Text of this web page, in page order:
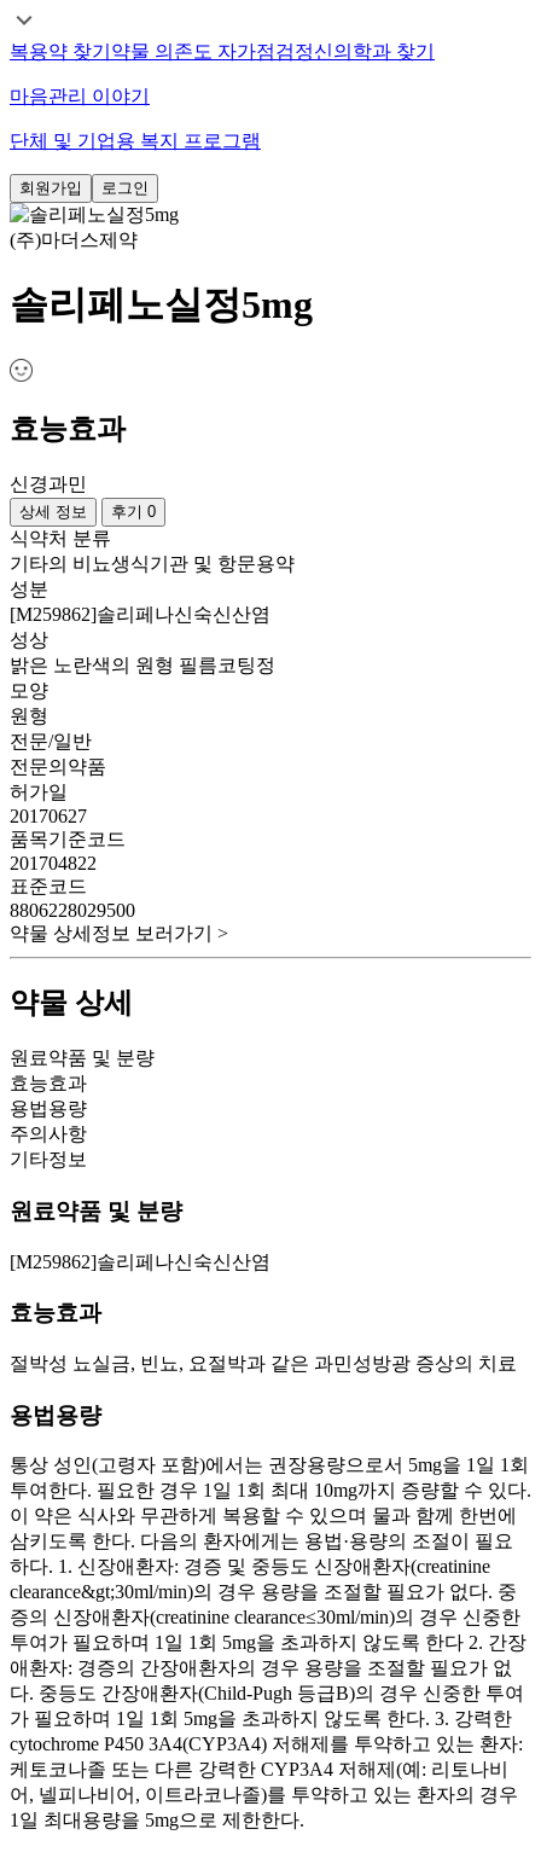
복용약 찾기 약물 의존도 자가점검정신의학과 찾기
마음관리 이야기
단체 및 기업용 복지 프로그램
회원가입 로그인
(주)마더스제약
솔리페노실정5mg
효능효과
신경과민
상세 정보 후기 0
식약처 분류
기타의 비뇨생식기관 및 항문용약
성분
[M259862]솔리페나신숙신산염
성상
밝은 노란색의 원형 필름코팅정
모양
원형
전문/일반
전문의약품
허가일
20170627
품목기준코드
201704822
표준코드
8806228029500
약물 상세정보 보러가기 >
약물 상세
원료약품 및 분량
효능효과
용법용량
주의사항
기타정보
원료약품 및 분량
[M259862]솔리페나신숙신산염
효능효과
절박성 뇨실금, 빈뇨, 요절박과 같은 과민성방광 증상의 치료
용법용량
통상 성인(고령자 포함)에서는 권장용량으로서 5mg을 1일 1회
투여한다. 필요한 경우 1일 1회 최대 10mg까지 증량할 수 있다.
이 약은 식사와 무관하게 복용할 수 있으며 물과 함께 한번에
삼키도록 한다. 다음의 환자에게는 용법·용량의 조절이 필요
하다. 1. 신장애환자: 경증 및 중등도 신장애환자(creatinine
clearance&gt;30ml/min)의 경우 용량을 조절할 필요가 없다. 중
증의 신장애환자(creatinine clearance≤30ml/min)의 경우 신중한
투여가 필요하며 1일 1회 5mg을 초과하지 않도록 한다 2. 간장
애환자: 경증의 간장애환자의 경우 용량을 조절할 필요가 없
다. 중등도 간장애환자(Child-Pugh 등급B)의 경우 신중한 투여
가 필요하며 1일 1회 5mg을 초과하지 않도록 한다. 3. 강력한
cytochrome P450 3A4(CYP3A4) 저해제를 투약하고 있는 환자:
케토코나졸 또는 다른 강력한 CYP3A4 저해제(예: 리토나비
어, 넬피나비어, 이트라코나졸)를 투약하고 있는 환자의 경우
1일 최대용량을 5mg으로 제한한다.